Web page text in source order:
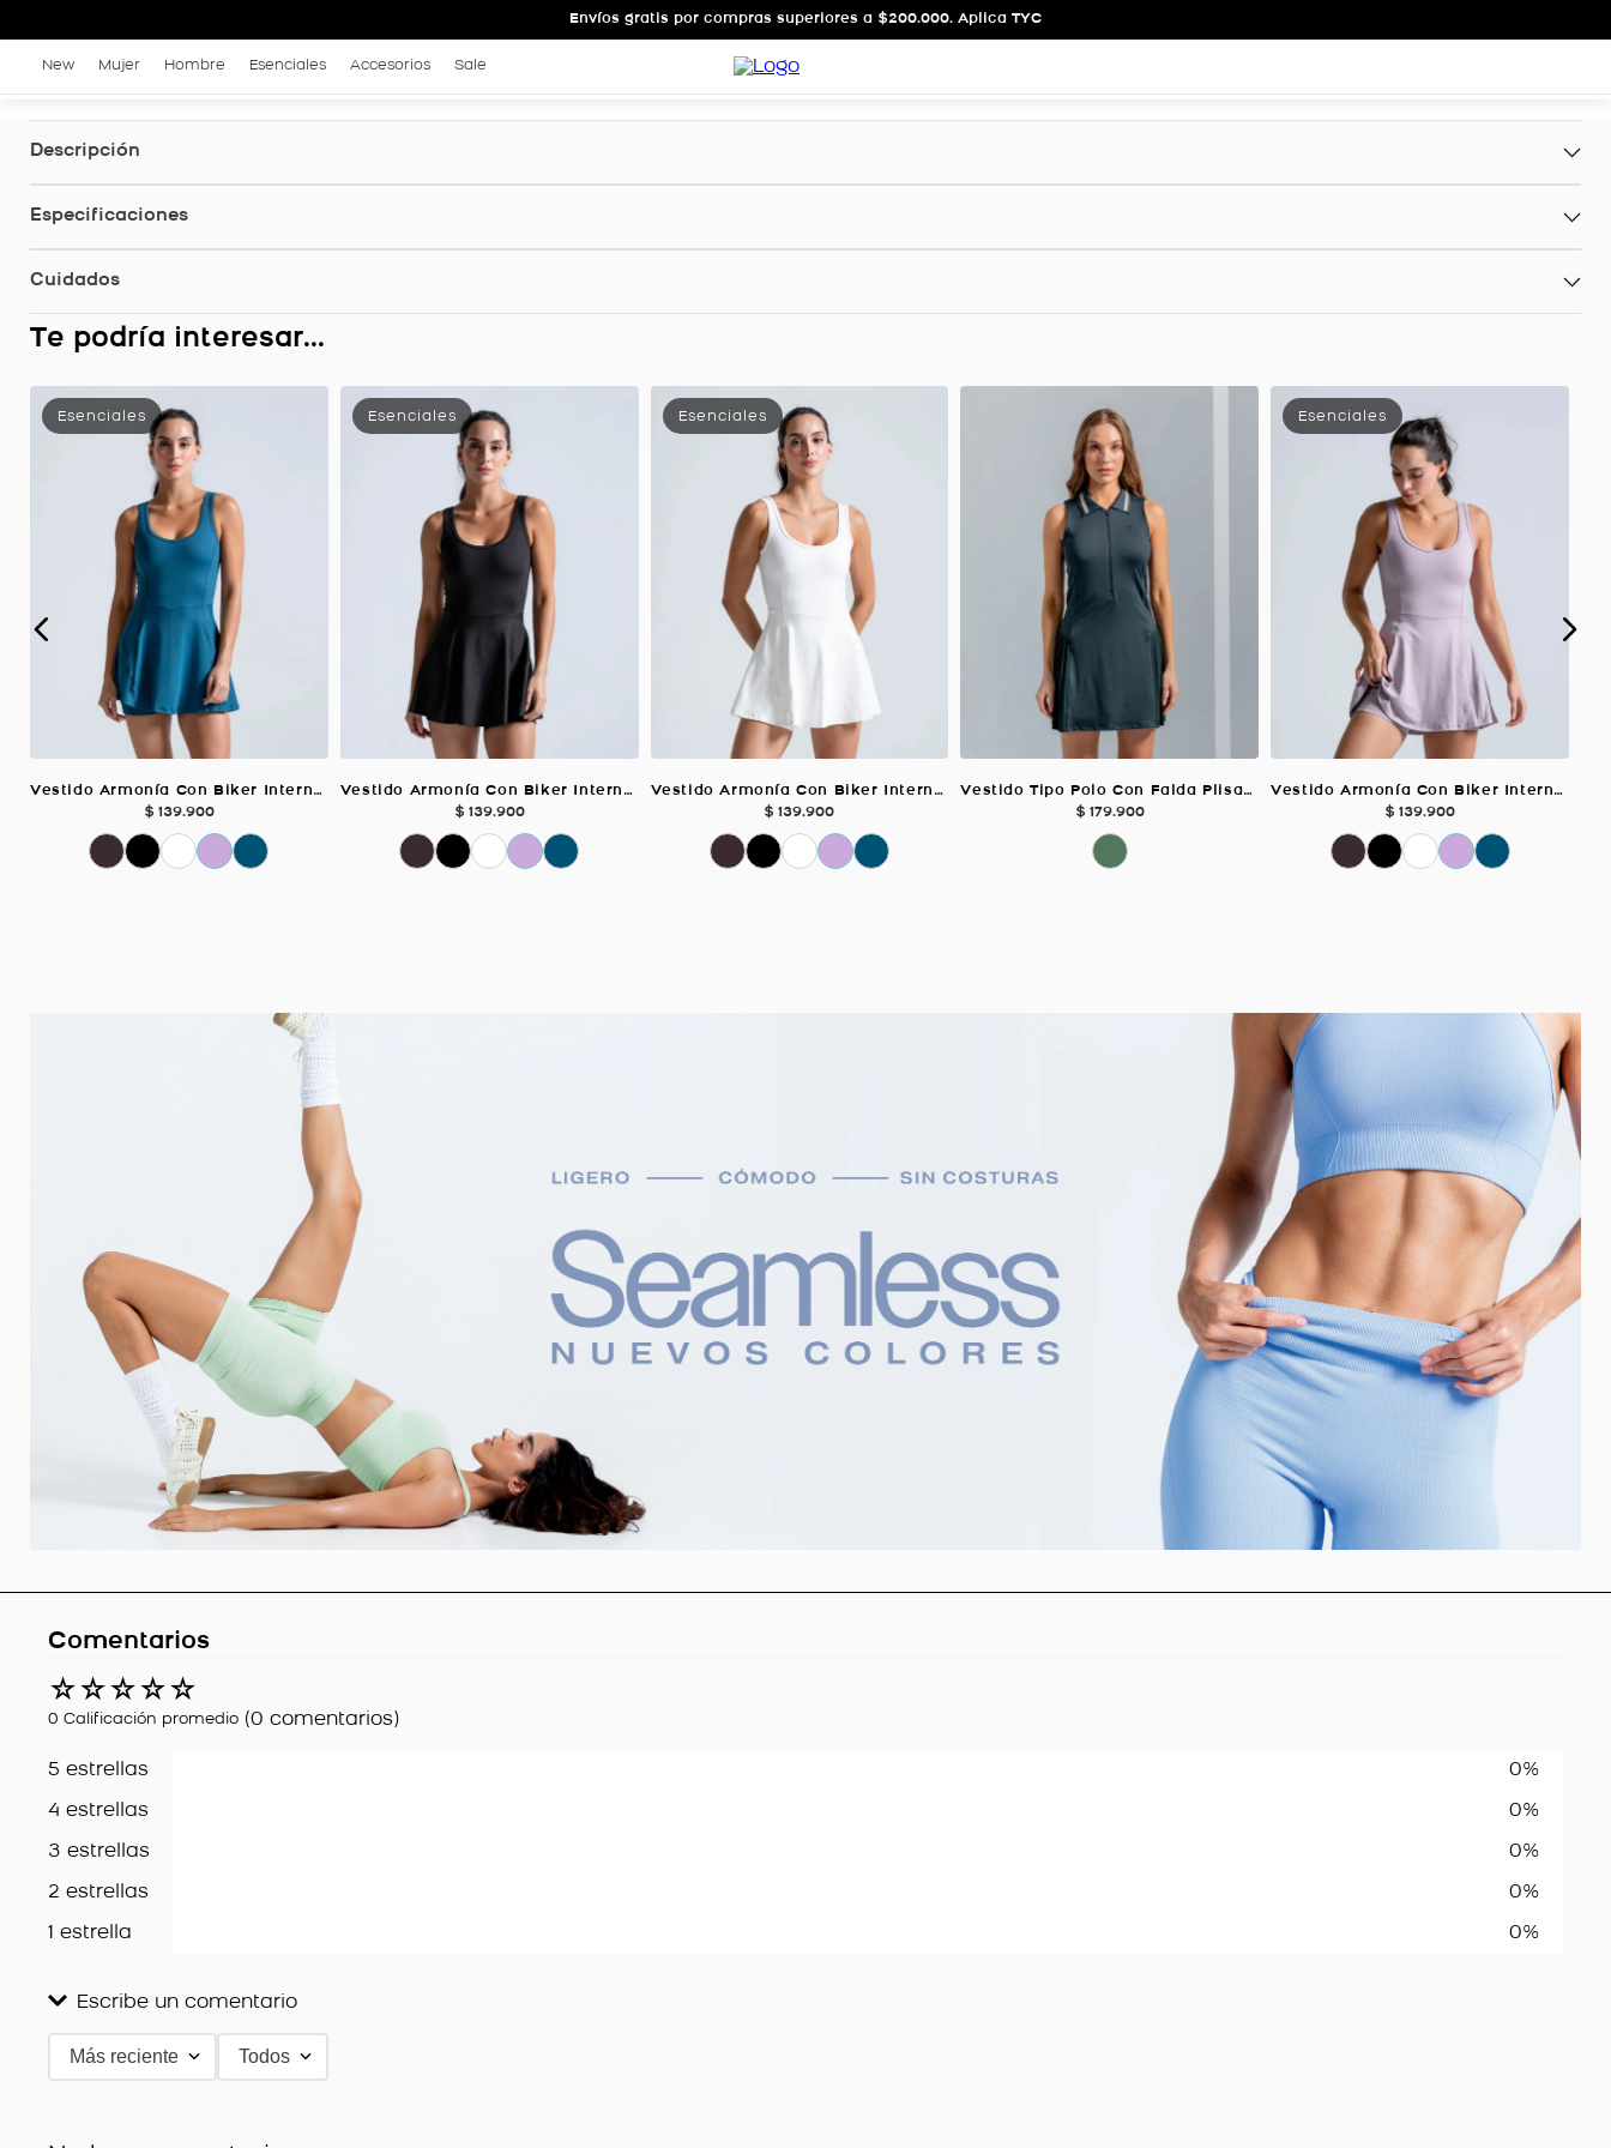
Envíos gratis por compras superiores a $200.000. Aplica TYC
New Mujer Hombre Esenciales Accesorios Sale
Descripción
Especificaciones
Cuidados
Te podría interesar...
Vestido Armonía Con Biker Interno, Color Petroleo Para Mujer
$ 139.900
Vestido Armonía Con Biker Interno, Color Negro Para Mujer
$ 139.900
Vestido Armonía Con Biker Interno, Color Blanco Para Mujer
$ 139.900
Vestido Tipo Polo Con Falda Plisada, Color Verde Oscuro Para Mujer
$ 179.900
Vestido Armonía Con Biker Interno, Color Mora Para Mujer
$ 139.900
Comentarios
☆☆☆☆☆
0 Calificación promedio (0 comentarios)
5 estrellas 0%
4 estrellas 0%
3 estrellas 0%
2 estrellas 0%
1 estrella 0%
Escribe un comentario
Agregar comentario
Más reciente Todos